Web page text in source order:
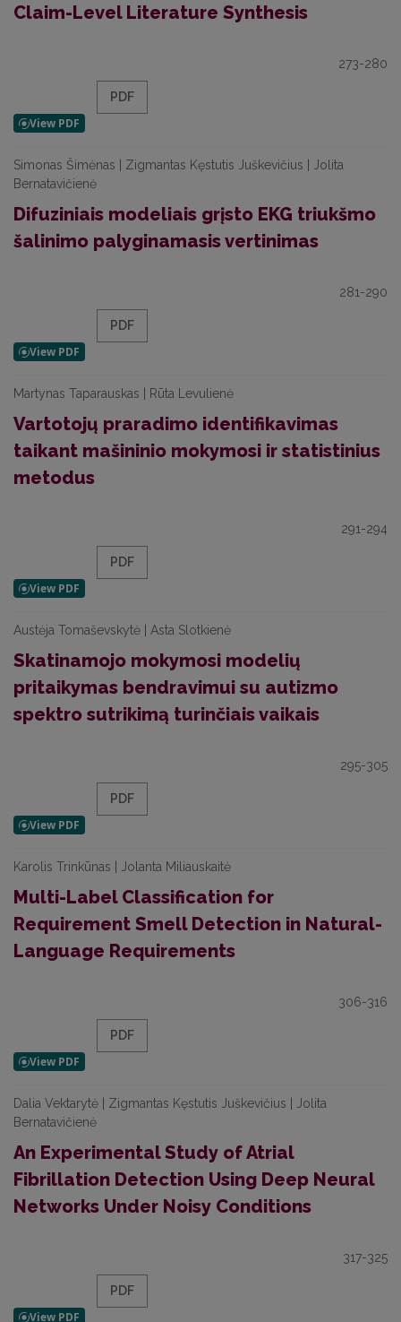
Claim-Level Literature Synthesis
273-280
PDF
Simonas Šimėnas | Zigmantas Kęstutis Juškevičius | Jolita
Bernatavičienė
Difuziniais modeliais grįsto EKG triukšmo
šalinimo palyginamasis vertinimas
281-290
PDF
Martynas Taparauskas | Rūta Levulienė
Vartotojų praradimo identifikavimas
taikant mašininio mokymosi ir statistinius
metodus
291-294
PDF
Austėja Tomaševskytė | Asta Slotkienė
Skatinamojo mokymosi modelių
pritaikymas bendravimui su autizmo
spektro sutrikimą turinčiais vaikais
295-305
PDF
Karolis Trinkūnas | Jolanta Miliauskaitė
Multi-Label Classification for
Requirement Smell Detection in Natural-
Language Requirements
306-316
PDF
Dalia Vektarytė | Zigmantas Kęstutis Juškevičius | Jolita
Bernatavičienė
An Experimental Study of Atrial
Fibrillation Detection Using Deep Neural
Networks Under Noisy Conditions
317-325
PDF